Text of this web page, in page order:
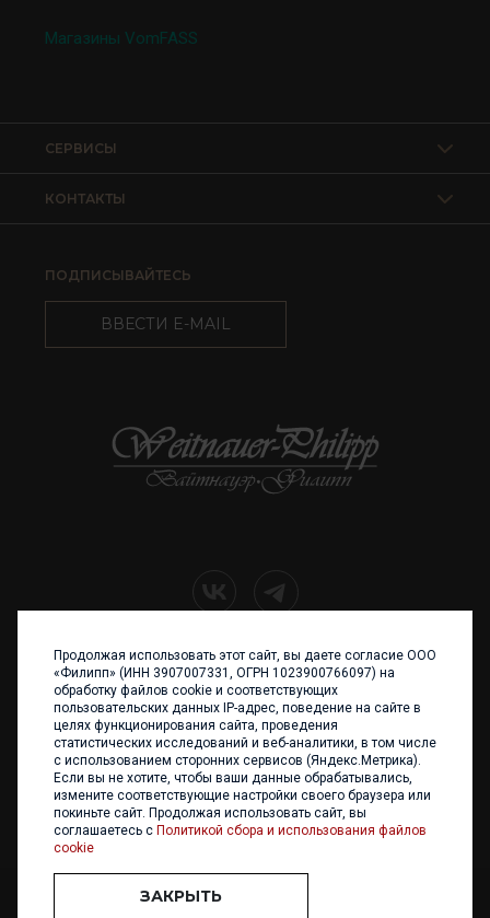
Магазины VomFASS
КОНТАКТЫ
СЕРВИСЫ
ПОДПИСЫВАЙТЕСЬ
ВВЕСТИ E-MAIL
+7 (4012) 960 898
236017 Калининград,
ул. Каштановая аллея, 47
Телефон: +7 4012 960 898,
+7 4012 960 856
Написать нам
ООО «ФИЛИПП» © 2013 - 2026. Все права защищены
Продолжая использовать этот сайт, вы даете согласие ООО
«Филипп» (ИНН 3907007331, ОГРН 1023900766097) на
обработку файлов cookie и соответствующих
пользовательских данных IP-адрес, поведение на сайте в
целях функционирования сайта, проведения
статистических исследований и веб-аналитики, в том числе
с использованием сторонних сервисов (Яндекс.Метрика).
Если вы не хотите, чтобы ваши данные обрабатывались,
измените соответствующие настройки своего браузера или
покиньте сайт. Продолжая использовать сайт, вы
соглашаетесь с Политикой сбора и использования файлов
cookie
ЗАКРЫТЬ